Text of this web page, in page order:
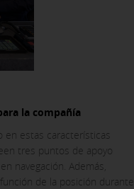
la compañía
en estas características
tres puntos de apoyo
navegación. Además,
de la posición durante